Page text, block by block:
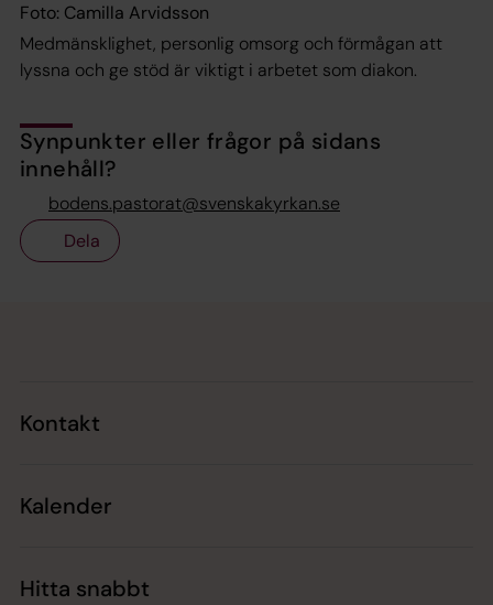
Foto: Camilla Arvidsson
Medmänsklighet, personlig omsorg och förmågan att
lyssna och ge stöd är viktigt i arbetet som diakon.
Synpunkter eller frågor på sidans
innehåll?
bodens.pastorat@svenskakyrkan.se
Dela
Kontakt
Kalender
Hitta snabbt